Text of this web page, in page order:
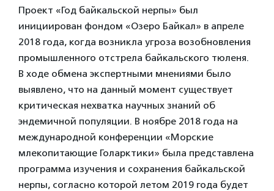
Проект «Год байкальской нерпы» был
инициирован фондом «Озеро Байкал» в апреле
2018 года, когда возникла угроза возобновления
промышленного отстрела байкальского тюленя.
В ходе обмена экспертными мнениями было
выявлено, что на данный момент существует
критическая нехватка научных знаний об
эндемичной популяции. В ноябре 2018 года на
международной конференции «Морские
млекопитающие Голарктики» была представлена
программа изучения и сохранения байкальской
нерпы, согласно которой летом 2019 года будет